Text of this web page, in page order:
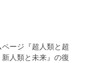
ページ『超人類と超
人類と未来』の復